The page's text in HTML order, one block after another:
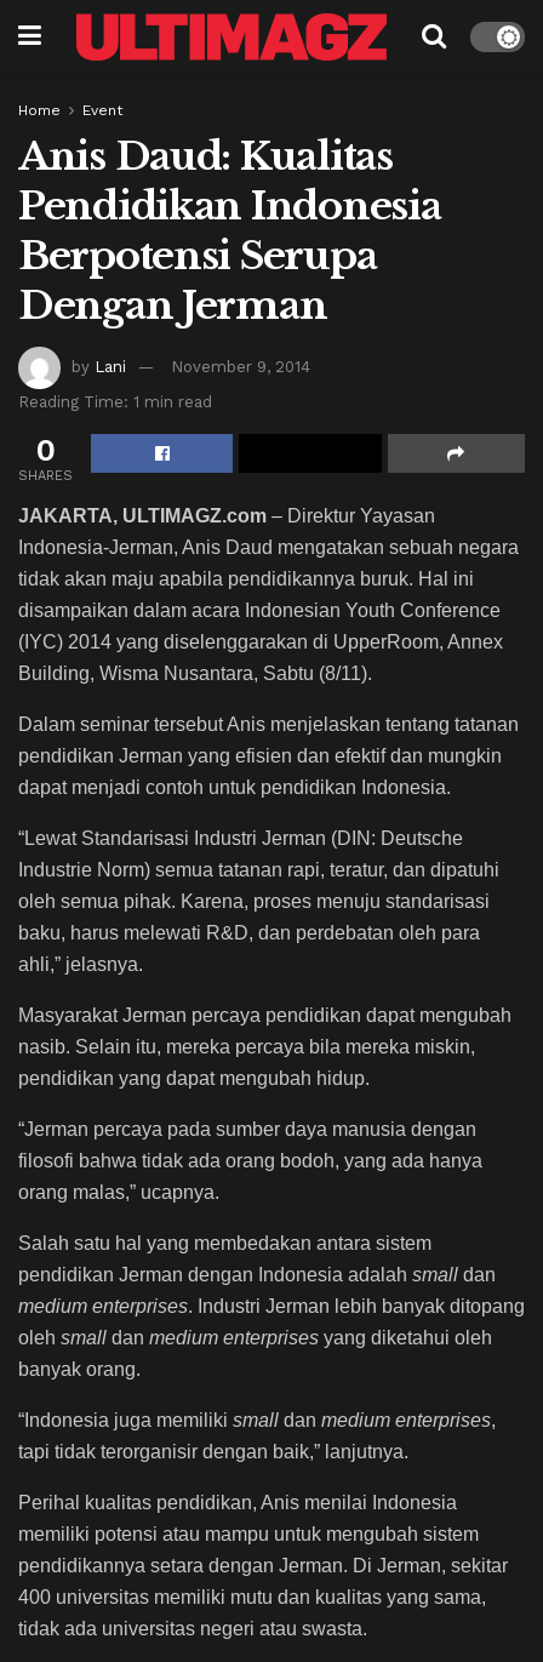
Home Event
Anis Daud: Kualitas
Pendidikan Indonesia
Berpotensi Serupa
Dengan Jerman
by Lani
November 9, 2014
Reading Time: 1 min read
0
SHARES
JAKARTA, ULTIMAGZ.com – Direktur Yayasan
Indonesia-Jerman, Anis Daud mengatakan sebuah negara
tidak akan maju apabila pendidikannya buruk. Hal ini
disampaikan dalam acara Indonesian Youth Conference
(IYC) 2014 yang diselenggarakan di UpperRoom, Annex
Building, Wisma Nusantara, Sabtu (8/11).
Dalam seminar tersebut Anis menjelaskan tentang tatanan
pendidikan Jerman yang efisien dan efektif dan mungkin
dapat menjadi contoh untuk pendidikan Indonesia.
“Lewat Standarisasi Industri Jerman (DIN: Deutsche
Industrie Norm) semua tatanan rapi, teratur, dan dipatuhi
oleh semua pihak. Karena, proses menuju standarisasi
baku, harus melewati R&D, dan perdebatan oleh para
ahli,” jelasnya.
Masyarakat Jerman percaya pendidikan dapat mengubah
nasib. Selain itu, mereka percaya bila mereka miskin,
pendidikan yang dapat mengubah hidup.
“Jerman percaya pada sumber daya manusia dengan
filosofi bahwa tidak ada orang bodoh, yang ada hanya
orang malas,” ucapnya.
Salah satu hal yang membedakan antara sistem
pendidikan Jerman dengan Indonesia adalah small dan
medium enterprises. Industri Jerman lebih banyak ditopang
oleh small dan medium enterprises yang diketahui oleh
banyak orang.
“Indonesia juga memiliki small dan medium enterprises,
tapi tidak terorganisir dengan baik,” lanjutnya.
Perihal kualitas pendidikan, Anis menilai Indonesia
memiliki potensi atau mampu untuk mengubah sistem
pendidikannya setara dengan Jerman. Di Jerman, sekitar
400 universitas memiliki mutu dan kualitas yang sama,
tidak ada universitas negeri atau swasta.